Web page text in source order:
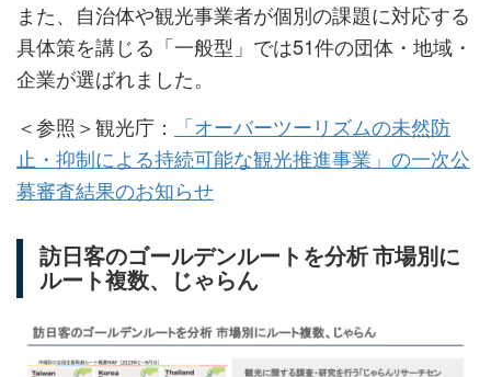
また、自治体や観光事業者が個別の課題に対応する
具体策を講じる「一般型」では51件の団体・地域・
企業が選ばれました。
＜参照＞観光庁：
「オーバーツーリズムの未然防
止・抑制による持続可能な観光推進事業」の一次公
募審査結果のお知らせ
訪日客のゴールデンルートを分析 市場別に
ルート複数、じゃらん